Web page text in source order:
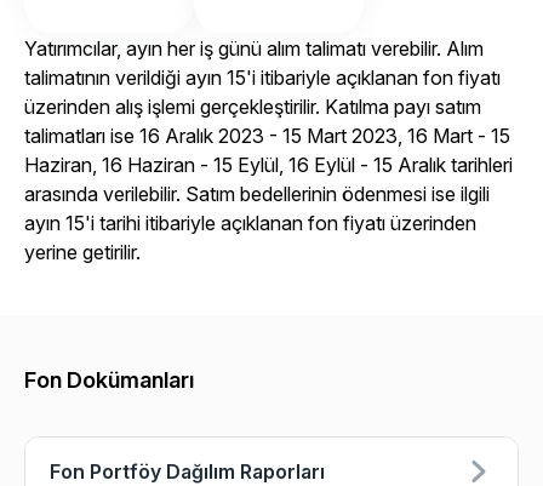
Yatırımcılar, ayın her iş günü alım talimatı verebilir. Alım
talimatının verildiği ayın 15'i itibariyle açıklanan fon fiyatı
üzerinden alış işlemi gerçekleştirilir. Katılma payı satım
talimatları ise 16 Aralık 2023 - 15 Mart 2023, 16 Mart - 15
Haziran, 16 Haziran - 15 Eylül, 16 Eylül - 15 Aralık tarihleri
arasında verilebilir. Satım bedellerinin ödenmesi ise ilgili
ayın 15'i tarihi itibariyle açıklanan fon fiyatı üzerinden
yerine getirilir.
Fon Dokümanları
Fon Portföy Dağılım Raporları